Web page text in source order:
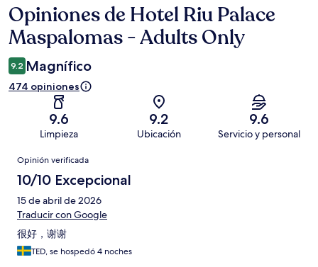
Opiniones
Opiniones de Hotel Riu Palace
Maspalomas - Adults Only
9.2 Magnífico
474 opiniones
9.6
Limpieza
9.2
Ubicación
9.6
Servicio y personal
Opiniones
Opinión verificada
10/10 Excepcional
15 de abril de 2026
Traducir con Google
很好，谢谢
TED, se hospedó 4 noches